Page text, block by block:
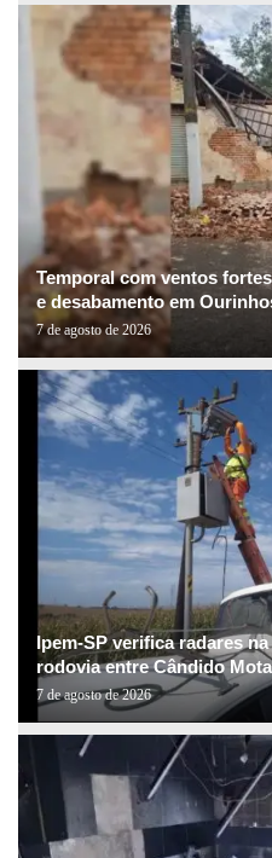
Temporal com ventos
e desabamento em
7 de agosto de 2026
Ipem-SP verifica radares
rodovia entre Cândido
7 de agosto de 2026